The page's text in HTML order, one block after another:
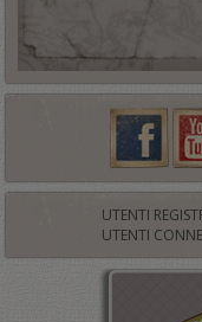
UTENTI
UTENTI